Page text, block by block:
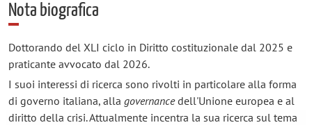
Nota biografica
Dottorando del XLI ciclo in Diritto costituzionale dal 2025 e
praticante avvocato dal 2026.
I suoi interessi di ricerca sono rivolti in particolare alla forma
di governo italiana, alla governancedell'Unione europea e al
diritto della crisi. Attualmente incentra la sua ricerca sul tema